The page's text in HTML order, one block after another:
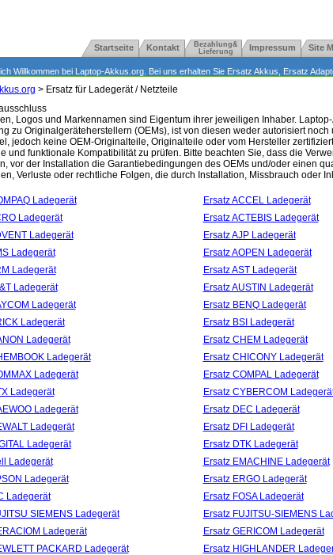
Startseite Kontakt
Bezahlung&
Lieferung
Impressum Site
Willkommen bei Laptop-Akkus.org. Bei uns erhalten Sie Ersatz Akkus, Ersatz
> Ersatz für Ladegerät / Netzteile
Logos und Markennamen sind Eigentum ihrer jeweiligen Inhaber.
zu Originalgeräteherstellern (OEMs), ist von diesen weder autorisiert
jedoch keine OEM-Originalteile, Originalteile oder vom Hersteller
und funktionale Kompatibilität zu prüfen. Bitte beachten Sie, dass die
vor der Installation die Garantiebedingungen des OEMs und/oder einen
Verluste oder rechtliche Folgen, die durch Installation, Missbrauch oder
Ladegerät Ersatz ACCEL Ladegerät
Ladegerät
Ersatz ACTEBIS Ladegerät
Ladegerät
Ersatz AJP Ladegerät
Ladegerät
Ersatz AOPEN Ladegerät
Ladegerät
Ersatz AST Ladegerät
Ladegerät
Ersatz AUSTIN Ladegerät
Ladegerät
Ersatz BENQ Ladegerät
Ladegerät
Ersatz BSI Ladegerät
Ladegerät
Ersatz CHEM Ladegerät
Ladegerät
Ersatz CHICONY Ladegerät
Ladegerät
Ersatz COMPAL Ladegerät
Ladegerät
Ersatz CYBERCOM
Ladegerät
Ersatz DEC Ladegerät
Ladegerät
Ersatz DFI Ladegerät
Ladegerät
Ersatz DTK Ladegerät
Ladegerät
Ersatz EMACHINE Ladegerät
Ladegerät
Ersatz ERGO Ladegerät
Ladegerät
Ersatz FOSA Ladegerät
SIEMENS Ladegerät
Ersatz FUJITSU-SIEMENS
Ladegerät
Ersatz GERICOM Ladegerät
PACKARD Ladegerät
Ersatz HIGHLANDER